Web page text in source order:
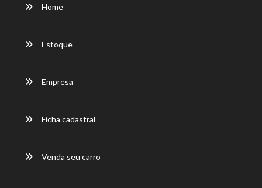
Home
Estoque
Empresa
Ficha cadastral
Venda seu carro